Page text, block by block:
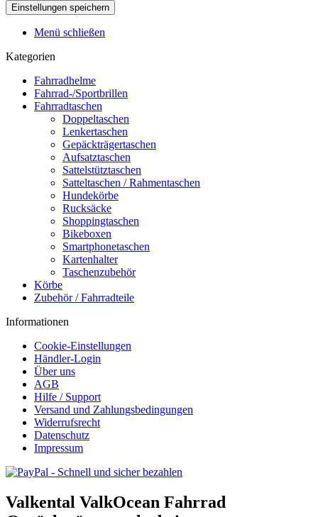
Menü schließen
Kategorien
Fahrradhelme
Fahrrad-/Sportbrillen
Fahrradtaschen
Doppeltaschen
Lenkertaschen
Gepäckträgertaschen
Aufsatztaschen
Sattelstütztaschen
Satteltaschen / Rahmentaschen
Hundekörbe
Rucksäcke
Shoppingtaschen
Bikeboxen
Smartphonetaschen
Kartenhalter
Taschenzubehör
Körbe
Zubehör / Fahrradteile
Informationen
Cookie-Einstellungen
Händler-Login
Über uns
AGB
Hilfe / Support
Versand und Zahlungsbedingungen
Widerrufsrecht
Datenschutz
Impressum
Valkental ValkOcean Fahrrad